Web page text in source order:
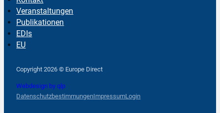
Veranstaltungen
Publikationen
EDIs
EU
Copyright 2026 © Europe Direct
Webdesign by qlp
DatenschutzbestimmungenImpressumLogin